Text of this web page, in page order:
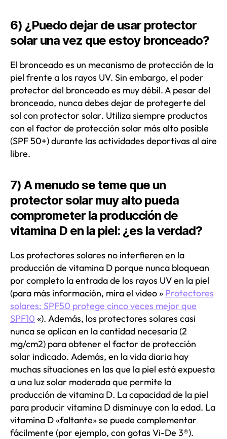
6) ¿Puedo dejar de usar protector
solar una vez que estoy bronceado?
El bronceado es un mecanismo de protección de la
piel frente a los rayos UV. Sin embargo, el poder
protector del bronceado es muy débil. A pesar del
bronceado, nunca debes dejar de protegerte del
sol con protector solar. Utiliza siempre productos
con el factor de protección solar más alto posible
(SPF 50+) durante las actividades deportivas al aire
libre.
7) A menudo se teme que un
protector solar muy alto pueda
comprometer la producción de
vitamina D en la piel: ¿es la verdad?
Los protectores solares no interfieren en la
producción de vitamina D porque nunca bloquean
por completo la entrada de los rayos UV en la piel
(para más información, mira el video » Protectores
solares: SPF50 protege cinco veces mejor que
SPF10 «). Además, los protectores solares casi
nunca se aplican en la cantidad necesaria (2
mg/cm2) para obtener el factor de protección
solar indicado. Además, en la vida diaria hay
muchas situaciones en las que la piel está expuesta
a una luz solar moderada que permite la
producción de vitamina D. La capacidad de la piel
para producir vitamina D disminuye con la edad. La
vitamina D «faltante» se puede complementar
fácilmente (por ejemplo, con gotas Vi-De 3®).